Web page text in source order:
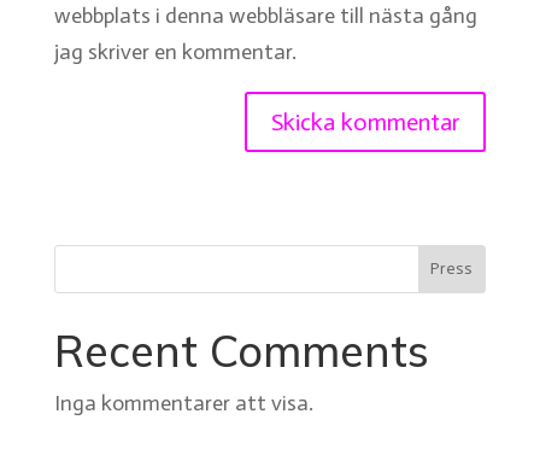
webbplats i denna webbläsare till nästa gång
jag skriver en kommentar.
Press
Recent Comments
Inga kommentarer att visa.